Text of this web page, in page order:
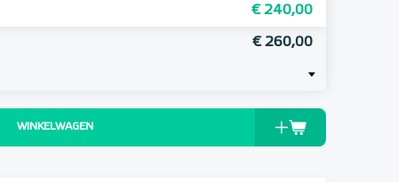
€ 240,00
€ 260,00
WINKELWAGEN